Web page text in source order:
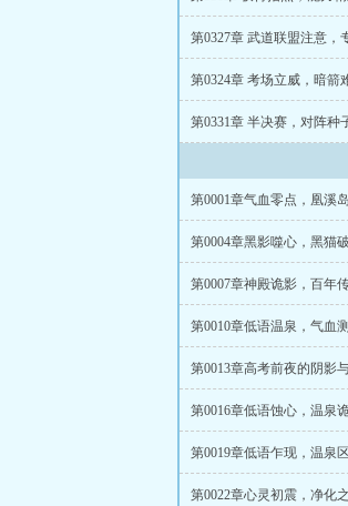
第0327章 武道联盟注意，
第0324章 考场立威，暗箭
第0331章 半决赛，对阵种
第0001章气血零点，凰溪
第0004章黑影噬心，黑猫
第0007章神殿诡影，百年
第0010章低语温泉，气血
第0013章高考前夜的阴影
第0016章低语蚀心，温泉
第0019章低语乍现，温泉
第0022章心灵初震，净化